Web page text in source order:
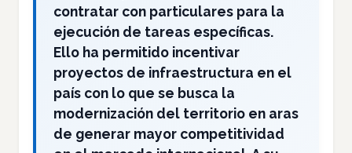
contratar con particulares para la
ejecución de tareas específicas.
Ello ha permitido incentivar
proyectos de infraestructura en el
país con lo que se busca la
modernización del territorio en aras
de generar mayor competitividad